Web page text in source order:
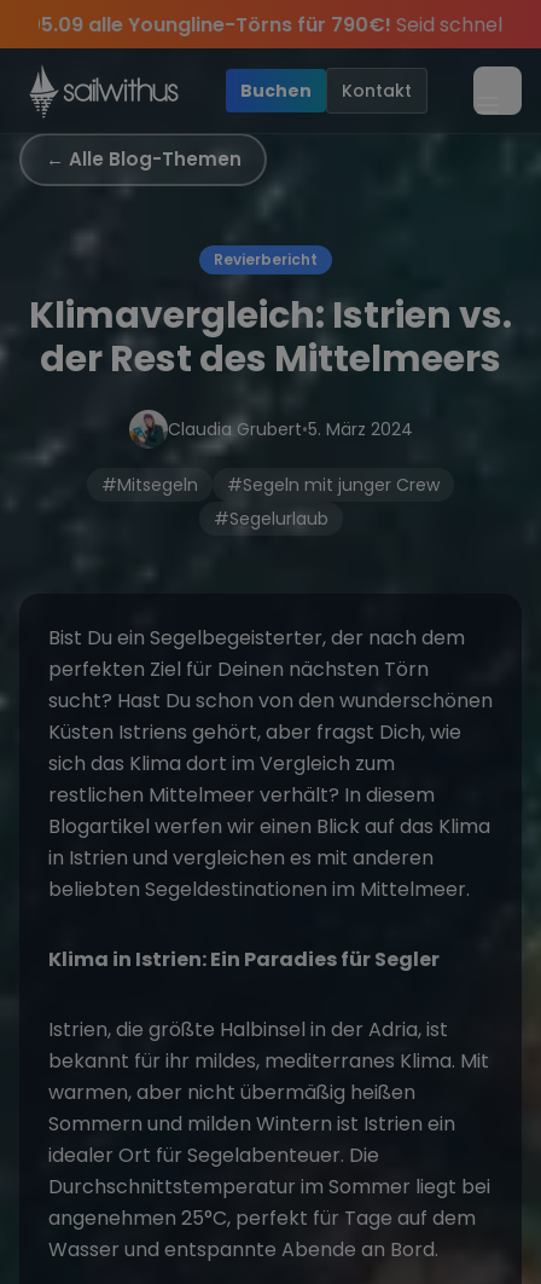
Skip to contentTörns für 790€!Seid schnell und sichert
Sichere Dir jetztDein Meilenbuch und Deine
und exklusive Angebote mehr Sowie20€ Rabatt
des Jahres, sei dabei. Season
Buchen Kontakt
← Alle Blog-Themen
Revierbericht
Klimavergleich: Istrien vs.
der Rest des Mittelmeers
Claudia Grubert•5. März 2024
#Mitsegeln
#Segeln mit junger Crew
#Segelurlaub
Bist Du ein Segelbegeisterter, der nach dem
perfekten Ziel für Deinen nächsten Törn
sucht? Hast Du schon von den wunderschönen
Küsten Istriens gehört, aber fragst Dich, wie
sich das Klima dort im Vergleich zum
restlichen Mittelmeer verhält? In diesem
Blogartikel werfen wir einen Blick auf das Klima
in Istrien und vergleichen es mit anderen
beliebten Segeldestinationen im Mittelmeer.
Klima in Istrien: Ein Paradies für Segler
Istrien, die größte Halbinsel in der Adria, ist
bekannt für ihr mildes, mediterranes Klima. Mit
warmen, aber nicht übermäßig heißen
Sommern und milden Wintern ist Istrien ein
idealer Ort für Segelabenteuer. Die
Durchschnittstemperatur im Sommer liegt bei
angenehmen 25°C, perfekt für Tage auf dem
Wasser und entspannte Abende an Bord.